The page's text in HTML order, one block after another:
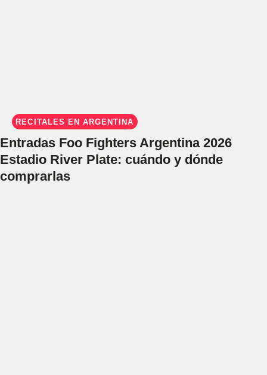
RECITALES EN ARGENTINA
Entradas Foo Fighters Argentina 2026
Estadio River Plate: cuándo y dónde
comprarlas